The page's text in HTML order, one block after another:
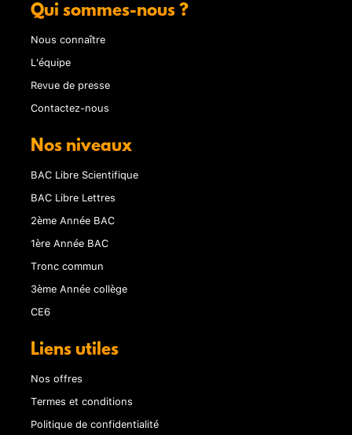
Qui sommes-nous ?
Nous connaître
L'équipe
Revue de presse
Contactez-nous
Nos niveaux
BAC Libre Scientifique
BAC Libre Lettres
2ème Année BAC
1ère Année BAC
Tronc commun
3ème Année collège
CE6
Liens utiles
Nos offres
Termes et conditions
Politique de confidentialité